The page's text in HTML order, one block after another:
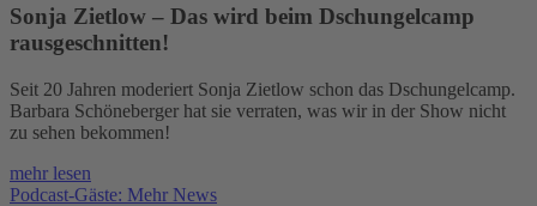
Sonja Zietlow – Das wird beim Dschungelcamp
rausgeschnitten!
Seit 20 Jahren moderiert Sonja Zietlow schon das Dschungelcamp.
Barbara Schöneberger hat sie verraten, was wir in der Show nicht
zu sehen bekommen!
mehr lesen
Podcast-Gäste: Mehr News